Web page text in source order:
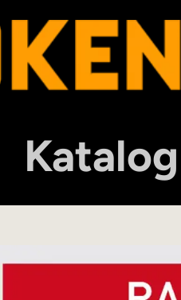
Katalog